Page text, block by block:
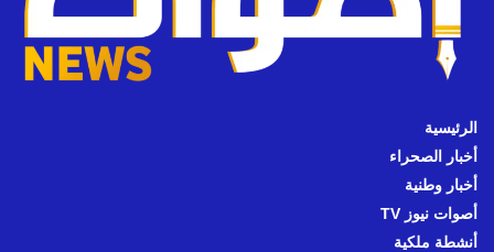
الرئيسية
أخبار الصحراء
أخبار وطنية
أصوات نيوز TV
أنشطة ملكية